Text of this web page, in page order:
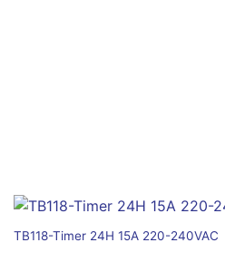
TB118-Timer 24H 15A 220-240VAC